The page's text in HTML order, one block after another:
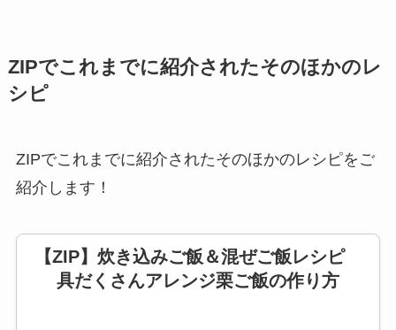
ZIPでこれまでに紹介されたそのほかのレ
シピ
ZIPでこれまでに紹介されたそのほかのレシピをご
紹介します！
【ZIP】炊き込みご飯＆混ぜご飯レシピ
具だくさんアレンジ栗ご飯の作り方